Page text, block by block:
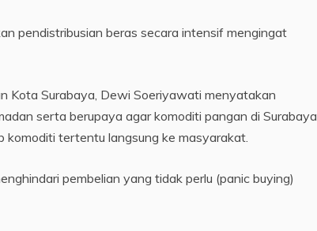
pendistribusian beras secara intensif mengingat
Kota Surabaya, Dewi Soeriyawati menyatakan
serta berupaya agar komoditi pangan di Surabaya
tertentu langsung ke masyarakat.
pembelian yang tidak perlu (panic buying)